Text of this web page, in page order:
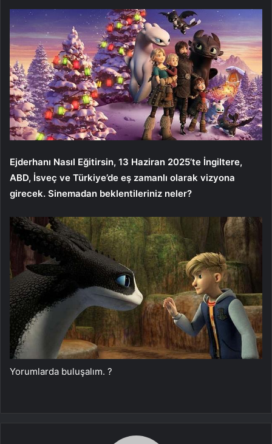
Ejderhanı Nasıl Eğitirsin, 13 Haziran 2025’te İngiltere,
ABD, İsveç ve Türkiye’de eş zamanlı olarak vizyona
girecek. Sinemadan beklentileriniz neler?
Yorumlarda buluşalım. ?